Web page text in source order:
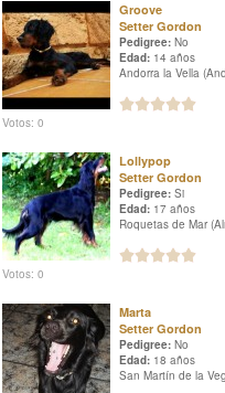
Groove
Setter Gordon
Pedigree: No
Edad: 14 años
Andorra la Vella
Votos: 0
Lollypop
Setter Gordon
Pedigree: Si
Edad: 17 años
Roquetas de Mar
Votos: 0
Marta
Setter Gordon
Pedigree: No
Edad: 18 años
San Martín de la